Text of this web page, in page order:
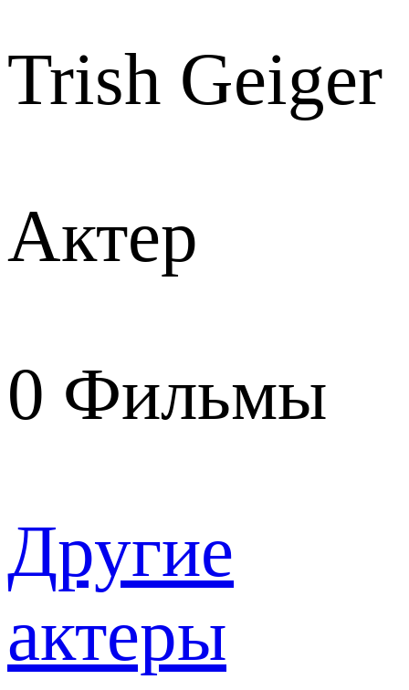
Trish Geiger
Актер
0 Фильмы
Другие
актеры